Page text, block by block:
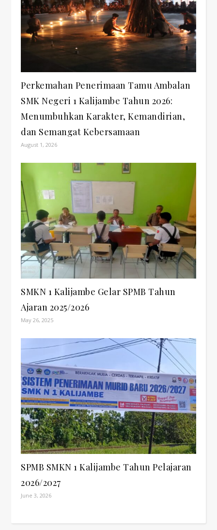
Perkemahan Penerimaan Tamu Ambalan
SMK Negeri 1 Kalijambe Tahun 2026:
Menumbuhkan Karakter, Kemandirian,
dan Semangat Kebersamaan
August 1, 2026
SMKN 1 Kalijambe Gelar SPMB Tahun
Ajaran 2025/2026
May 26, 2025
SPMB SMKN 1 Kalijambe Tahun Pelajaran
2026/2027
June 3, 2026